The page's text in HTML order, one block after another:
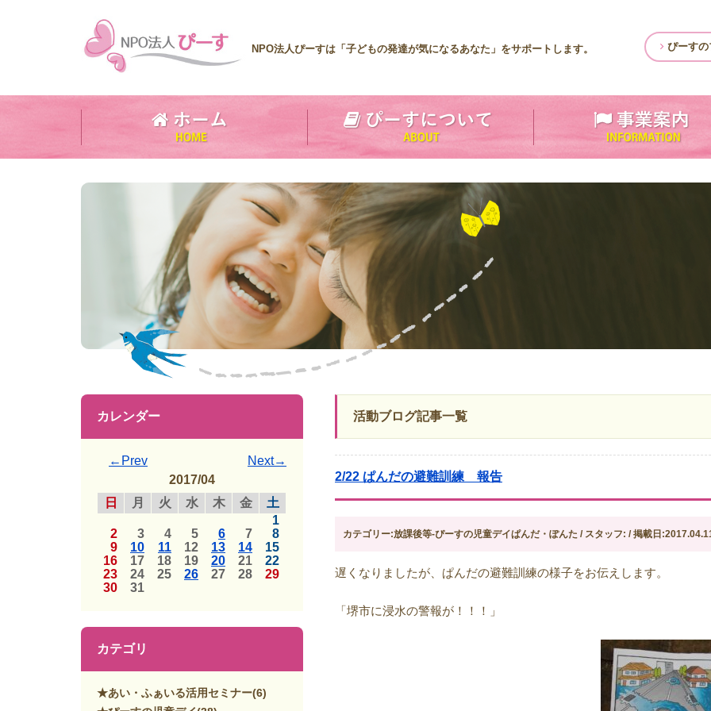
NPO法人ぴーすは「子どもの発達が気になるあなた」をサポートします。 ぴーすの
活動ブログ記事一覧
2/22 ぱんだの避難訓練 報告
カテゴリー:放課後等-ぴーすの児童デイぱんだ・ぽんた / スタッフ: / 掲載日
遅くなりましたが、ぱんだの避難訓練の様子をお伝えします。
「堺市に浸水の警報が！！！」
カレンダー
←Prev
Next→
2017/04
日
月 火 水 木 金
土
1
2
3 4 5 6 7
8
9
10 11 12 13 14
15
16
17 18 19 20 21
22
23
24 25 26 27 28
29
30
31
カテゴリ
★あい・ふぁいる活用セミナー(6)